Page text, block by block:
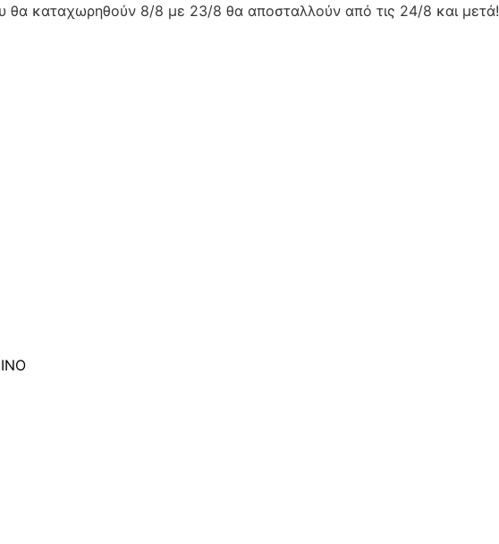
θα καταχωρηθούν 8/8 με 23/8 θα αποσταλλούν από τις 24/8 και μετά!